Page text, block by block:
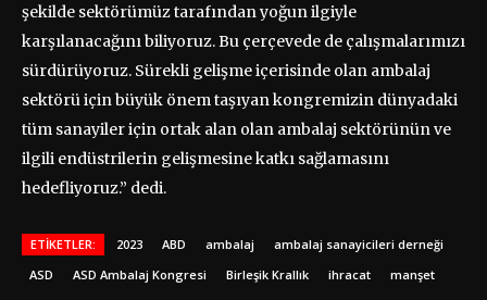
şekilde sektörümüz tarafından yoğun ilgiyle
karşılanacağını biliyoruz. Bu çerçevede de çalışmalarımızı
sürdürüyoruz. Sürekli gelişme içerisinde olan ambalaj
sektörü için büyük önem taşıyan kongremizin dünyadaki
tüm sanayiler için ortak alan olan ambalaj sektörünün ve
ilgili endüstrilerin gelişmesine katkı sağlamasını
hedefliyoruz.” dedi.
ETIKETLER: 2023 ABD ambalaj
ambalaj sanayicileri derneği
ASD
ASD Ambalaj Kongresi Birleşik Krallık ihracat
manşet